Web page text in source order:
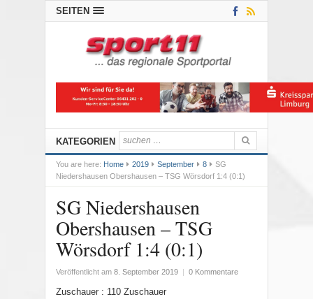
SEITEN
KATEGORIEN
You are here: Home 2019 September 8
SG
Niedershausen Obershausen – TSG Wörsdorf 1:4 (0:1)
SG Niedershausen
Obershausen – TSG
Wörsdorf 1:4 (0:1)
Veröffentlicht am 8. September 2019 0 Kommentare
Zuschauer : 110 Zuschauer